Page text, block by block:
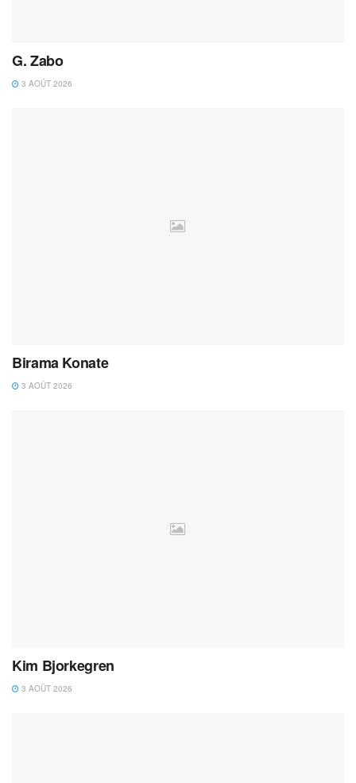
G. Zabo
3 AOÛT 2026
Birama Konate
3 AOÛT 2026
Kim Bjorkegren
3 AOÛT 2026